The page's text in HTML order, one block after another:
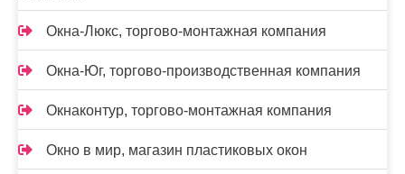
Окна-Люкс, торгово-монтажная компания
Окна-Юг, торгово-производственная компания
Окнаконтур, торгово-монтажная компания
Окно в мир, магазин пластиковых окон